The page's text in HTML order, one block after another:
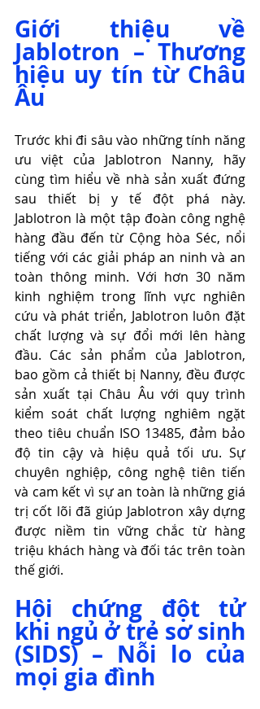
Giới thiệu về
Jablotron – Thương
hiệu uy tín từ Châu
Âu
Trước khi đi sâu vào những tính năng
ưu việt của Jablotron Nanny, hãy
cùng tìm hiểu về nhà sản xuất đứng
sau thiết bị y tế đột phá này.
Jablotron là một tập đoàn công nghệ
hàng đầu đến từ Cộng hòa Séc, nổi
tiếng với các giải pháp an ninh và an
toàn thông minh. Với hơn 30 năm
kinh nghiệm trong lĩnh vực nghiên
cứu và phát triển, Jablotron luôn đặt
chất lượng và sự đổi mới lên hàng
đầu. Các sản phẩm của Jablotron,
bao gồm cả thiết bị Nanny, đều được
sản xuất tại Châu Âu với quy trình
kiểm soát chất lượng nghiêm ngặt
theo tiêu chuẩn ISO 13485, đảm bảo
độ tin cậy và hiệu quả tối ưu. Sự
chuyên nghiệp, công nghệ tiên tiến
và cam kết vì sự an toàn là những giá
trị cốt lõi đã giúp Jablotron xây dựng
được niềm tin vững chắc từ hàng
triệu khách hàng và đối tác trên toàn
thế giới.
Hội chứng đột tử
khi ngủ ở trẻ sơ sinh
(SIDS) – Nỗi lo của
mọi gia đình